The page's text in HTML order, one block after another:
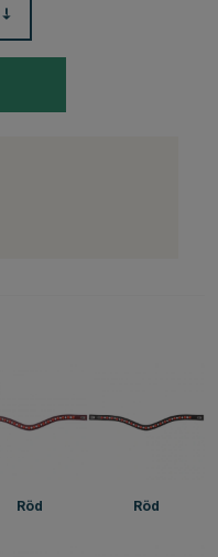
Röd Röd